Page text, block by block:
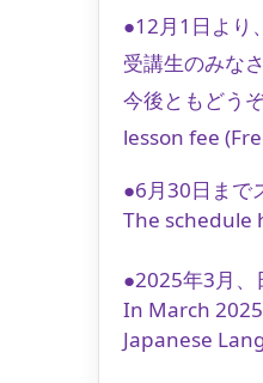
●12月1日より
受講生のみな
今後ともどう
lesson fee
●6月30日まで
The schedule
●2025年3月、
In March
Japanese